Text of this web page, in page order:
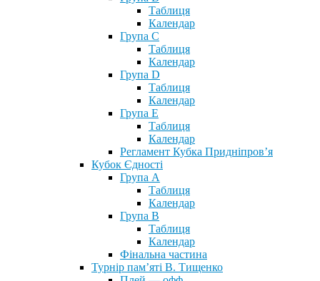
Таблиця
Календар
Група С
Таблиця
Календар
Група D
Таблиця
Календар
Група Е
Таблиця
Календар
Регламент Кубка Придніпров’я
Кубок Єдності
Група А
Таблиця
Календар
Група В
Таблиця
Календар
Фінальна частина
Турнір пам’яті В. Тищенко